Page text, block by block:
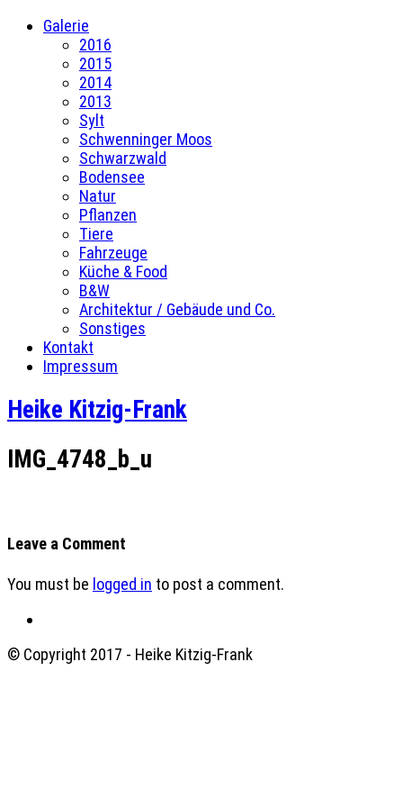
Galerie
2016
2015
2014
2013
Sylt
Schwenninger Moos
Schwarzwald
Bodensee
Natur
Pflanzen
Tiere
Fahrzeuge
Küche & Food
B&W
Architektur / Gebäude und Co.
Sonstiges
Kontakt
Impressum
Heike Kitzig-Frank
IMG_4748_b_u
Leave a Comment
You must be logged in to post a comment.
© Copyright 2017 - Heike Kitzig-Frank